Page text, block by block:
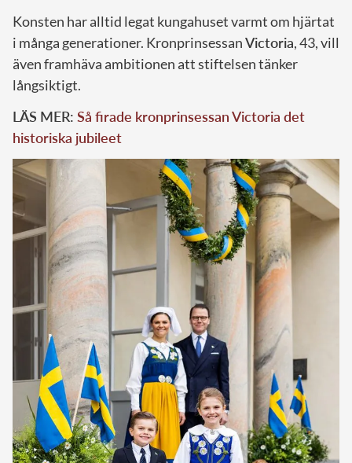
Konsten har alltid legat kungahuset varmt om hjärtat
i många generationer. KronprinsessanVictoria, 43, vill
även framhäva ambitionen att stiftelsen tänker
långsiktigt.
LÄS MER: Så firade kronprinsessan Victoria det
historiska jubileet